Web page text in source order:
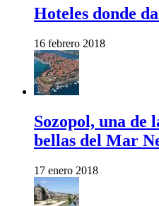
Hoteles donde
16 febrero 2018
Sozopol, una de
bellas del Mar
17 enero 2018